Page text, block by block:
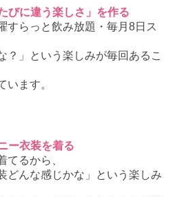
びに違う楽しさ」を作る
すらっと飲み放題・毎月8日ス
？」という楽しみが毎回あるこ
います。
ー衣装を着る
てるから、
どんな感じかな」という楽しみ